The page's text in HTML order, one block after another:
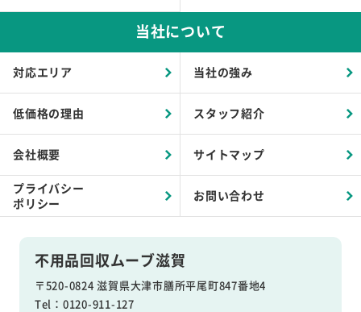
不用品回収ムーブ滋賀
〒520-0824 滋賀県大津市膳所平尾町847番地4
Tel：0120-911-127
当社について
対応エリア 当社の強み
低価格の理由 スタッフ紹介
会社概要 サイトマップ
プライバシー
ポリシー
お問い合わせ